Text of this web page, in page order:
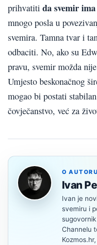
prihvatiti da svemir
mnogo posla u
svemira. Tamna tvar i
odbaciti. No, ako su
pravu, svemir možda
Umjesto beskonačnog
mogao bi postati
čovječanstvo, već za
O AUTORU
Ivan
Ivan je
svemiru i
Channelu